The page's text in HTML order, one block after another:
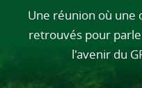
Une réunion où une
retrouvés pour
l'avenir du